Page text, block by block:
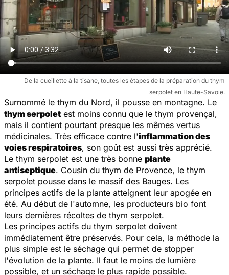
De la cueillette à la tisane, toutes les étapes de la préparation du thym
serpolet en Haute-Savoie.
Surnommé le thym du Nord, il pousse en montagne. Le
thym serpolet est moins connu que le thym provençal,
mais il contient pourtant presque les mêmes vertus
médicinales. Très efficace contre l'inflammation des
voies respiratoires, son goût est aussi très apprécié.
Le thym serpolet est une très bonne plante
antiseptique. Cousin du thym de Provence, le thym
serpolet pousse dans le massif des Bauges. Les
principes actifs de la plante atteignent leur apogée en
été. Au début de l'automne, les producteurs bio font
leurs dernières récoltes de thym serpolet.
Les principes actifs du thym serpolet doivent
immédiatement être préservés. Pour cela, la méthode la
plus simple est le séchage qui permet de stopper
l'évolution de la plante. Il faut le moins de lumière
possible, et un séchage le plus rapide possible.